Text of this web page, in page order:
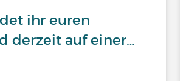
ihr euren
derzeit auf einer…